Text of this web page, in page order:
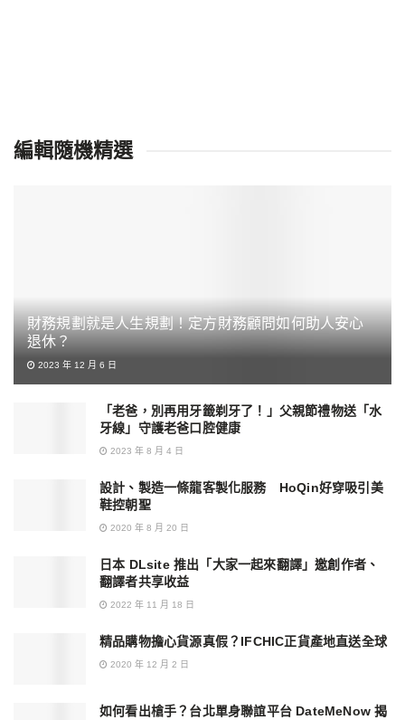
編輯隨機精選
財務規劃就是人生規劃！定方財務顧問如何助人安心
退休？
2023 年 12 月 6 日
「老爸，別再用牙籤剃牙了！」父親節禮物送「水
牙線」守護老爸口腔健康
2023 年 8 月 4 日
設計、製造一條龍客製化服務 HoQin好穿吸引美
鞋控朝聖
2020 年 8 月 20 日
日本 DLsite 推出「大家一起來翻譯」邀創作者、
翻譯者共享收益
2022 年 11 月 18 日
精品購物擔心貨源真假？IFCHIC正貨產地直送全球
2020 年 12 月 2 日
如何看出槍手？台北單身聯誼平台 DateMeNow 揭